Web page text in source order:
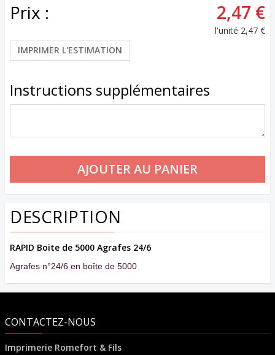
Prix : 2,47 €
l'unité 2,47 €
IMPRIMER L'ESTIMATION
Instructions supplémentaires
DESCRIPTION
RAPID Boite de 5000 Agrafes 24/6
Agrafes n°24/6 en boîte de 5000
CONTACTEZ-NOUS
Imprimerie Romefort & Fils